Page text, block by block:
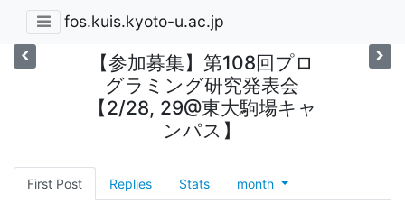
fos.kuis.kyoto-u.ac.jp
【参加募集】第108回プロ
グラミング研究発表会
【2/28, 29@東大駒場キャ
ンパス】
First Post Replies Stats month